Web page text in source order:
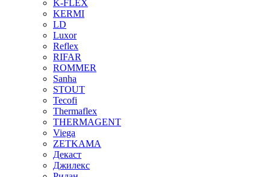
K-FLEX
KERMI
LD
Luxor
Reflex
RIFAR
ROMMER
Sanha
STOUT
Tecofi
Thermaflex
THERMAGENT
Viega
ZETKAMA
Декаст
Джилекс